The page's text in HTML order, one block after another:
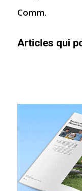
Comm.
Articles qui